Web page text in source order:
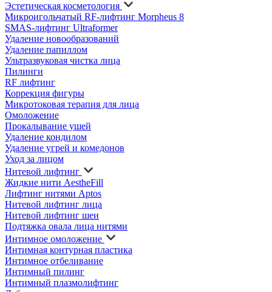
Эстетическая косметология
Микроигольчатый RF-лифтинг Morpheus 8
SMAS-лифтинг Ultraformer
Удаление новообразований
Удаление папиллом
Ультразвуковая чистка лица
Пилинги
RF лифтинг
Коррекция фигуры
Микротоковая терапия для лица
Омоложение
Прокалывание ушей
Удаление кондилом
Удаление угрей и комедонов
Уход за лицом
Нитевой лифтинг
Жидкие нити AestheFill
Лифтинг нитями Aptos
Нитевой лифтинг лица
Нитевой лифтинг шеи
Подтяжка овала лица нитями
Интимное омоложение
Интимная контурная пластика
Интимное отбеливание
Интимный пилинг
Интимный плазмолифтинг